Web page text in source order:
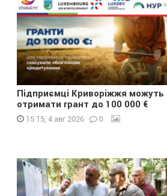
Підприємці Криворіжжя можуть
отримати грант до 100 000 €
15:15, 4 авг 2026 0